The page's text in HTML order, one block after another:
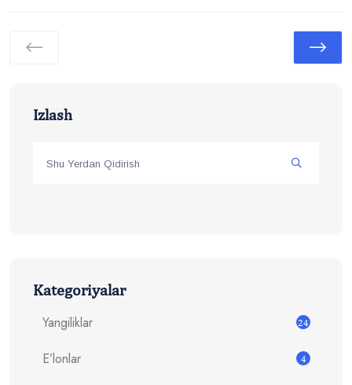
Izlash
Kategoriyalar
Yangiliklar
24
E’lonlar 4